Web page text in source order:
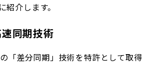
紹介します。
同期技術
「差分同期」技術を特許として取得